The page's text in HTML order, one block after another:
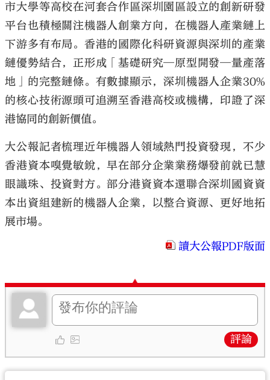
市大學等高校在河套合作區深圳園區設立的創新研發
平台也積極關注機器人創業方向，在機器人產業鏈上
下游多有布局。香港的國際化科研資源與深圳的產業
鏈優勢結合，正形成「基礎研究─原型開發─量產落
地」的完整鏈條。有數據顯示，深圳機器人企業30%
的核心技術源頭可追溯至香港高校或機構，印證了深
港協同的創新價值。
大公報記者梳理近年機器人領域熱門投資發現，不少
香港資本嗅覺敏銳，早在部分企業業務爆發前就已慧
眼識珠、投資對方。部分港資資本還聯合深圳國資資
本出資組建新的機器人企業，以整合資源、更好地拓
展市場。
讀大公報PDF版面
評論